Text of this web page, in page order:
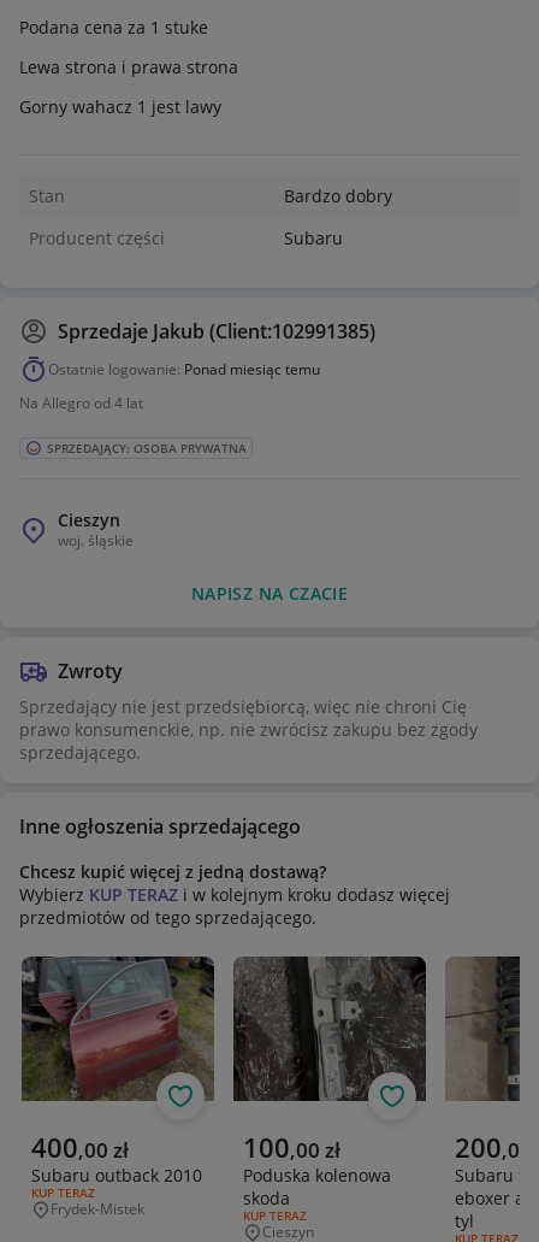
Podana cena za 1 stuke
Lewa strona i prawa strona
Gorny wahacz 1 jest lawy
Stan
Bardzo dobry
Producent części
Subaru
Sprzedaje Jakub (Client:102991385)
Ostatnie logowanie: Ponad miesiąc temu
Na Allegro od 4 lat
SPRZEDAJĄCY: OSOBA PRYWATNA
Cieszyn
woj. śląskie
NAPISZ NA CZACIE
Zwroty
Sprzedający nie jest przedsiębiorcą, więc nie chroni Cię
prawo konsumenckie, np. nie zwrócisz zakupu bez zgody
sprzedającego.
Inne ogłoszenia sprzedającego
Chcesz kupić więcej z jedną dostawą?
Wybierz KUP TERAZ i w kolejnym kroku dodasz więcej
przedmiotów od tego sprzedającego.
Aktualna cena
400,00 zł
Subaru outback 2010
RODZAJ OFERTY:
KUP TERAZ
Miejscowość
Frydek-Mistek
Obserwuj
Aktualna cena
100,00 zł
Poduska kolenowa
skoda
RODZAJ OFERTY:
KUP TERAZ
Cieszyn
Obserwuj
Aktualna
200,00
Subaru
eboxer
tyl
RODZAJ
KUP TERAZ